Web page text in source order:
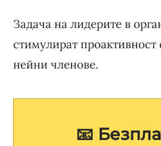
Задача на лидерите в
стимулират проактивност
нейни членове.
📧